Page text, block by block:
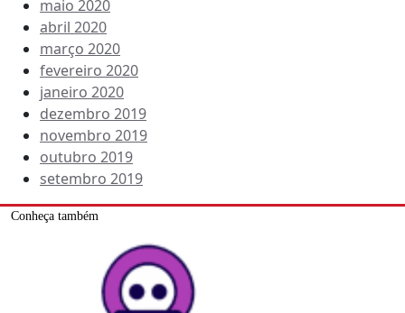
maio 2020
abril 2020
março 2020
fevereiro 2020
janeiro 2020
dezembro 2019
novembro 2019
outubro 2019
setembro 2019
Conheça também